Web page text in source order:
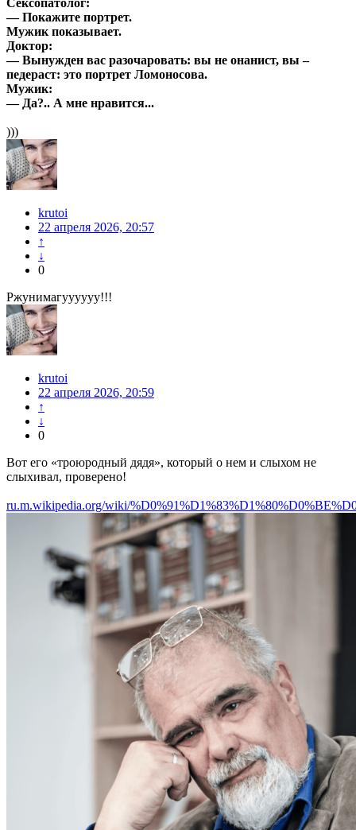
Сексопатолог:
— Покажите портрет.
Мужик показывает.
Доктор:
— Вынужден вас разочаровать: вы не онанист, вы –
педераст: это портрет Ломоносова.
Мужик:
— Да?.. А мне нравится...
)))
krutoi
22 апреля 2026, 20:57
↑
↓
0
Ржунимагуууууу!!!
krutoi
22 апреля 2026, 20:59
↑
↓
0
Вот его «троюродный дядя», который о нем и слыхом не
слыхивал, проверено!
ru.m.wikipedia.org/wiki/